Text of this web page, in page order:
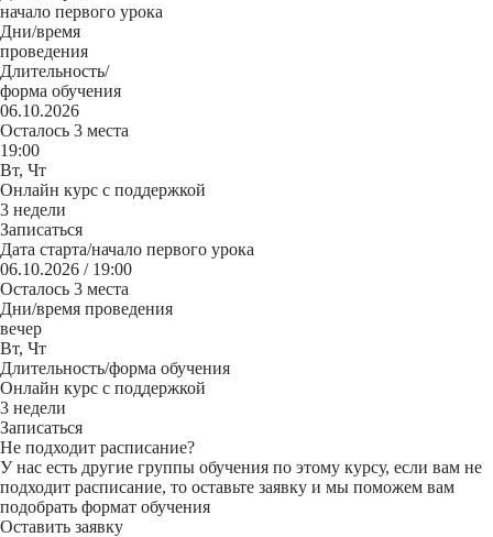
начало первого урока
Дни/время
проведения
Длительность/
форма обучения
06.10.2026
Осталось 3 места
19:00
Вт, Чт
Онлайн курс с поддержкой
3 недели
Записаться
Дата старта/начало первого урока
06.10.2026 / 19:00
Осталось 3 места
Дни/время проведения
вечер
Вт, Чт
Длительность/форма обучения
Онлайн курс с поддержкой
3 недели
Записаться
Не подходит расписание?
У нас есть другие группы обучения по этому курсу, если вам не
подходит расписание, то оставьте заявку и мы поможем вам
подобрать формат обучения
Оставить заявку